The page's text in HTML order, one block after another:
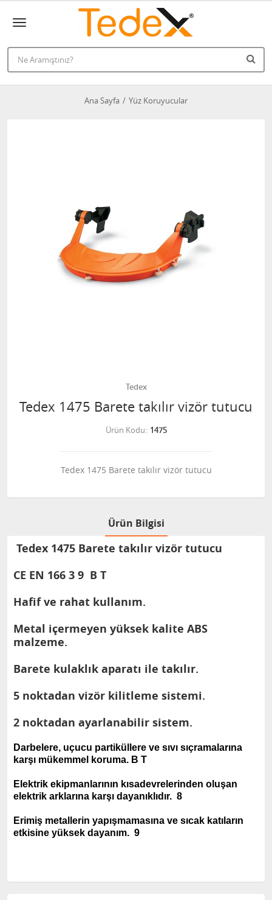
Ana Sayfa Yüz Koruyucular
Tedex
Tedex 1475 Barete takılır vizör tutucu
Ürün Kodu 1475
Tedex 1475 Barete takılır vizör tutucu
Ürün Bilgisi
Tedex 1475 Barete takılır vizör tutucu
CE EN 166 3 9 B T
Hafif ve rahat kullanım.
Metal içermeyen yüksek kalite ABS
malzeme.
Barete kulaklık aparatı ile takılır.
5 noktadan vizör kilitleme sistemi.
2 noktadan ayarlanabilir sistem.
Darbelere, uçucu partiküllere ve sıvı sıçramalarına
karşı mükemmel koruma. B T
Elektrik ekipmanlarının kısadevrelerinden oluşan
elektrik arklarına karşı dayanıklıdır. 8
Erimiş metallerin yapışmamasına ve sıcak katıların
etkisine yüksek dayanım. 9